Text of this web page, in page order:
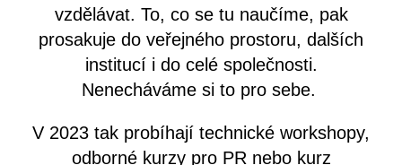
vzdělávat. To, co se tu naučíme, pak
prosakuje do veřejného prostoru, dalších
institucí i do celé společnosti.
Nenecháváme si to pro sebe.
V 2023 tak probíhají technické workshopy,
odborné kurzy pro PR nebo kurz